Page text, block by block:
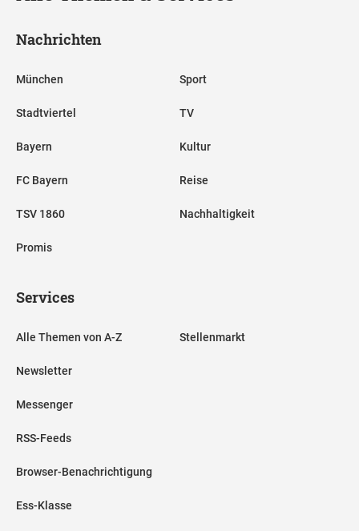
Nachrichten
München
Stadtviertel
Bayern
FC Bayern
TSV 1860
Promis
Sport
TV
Kultur
Reise
Nachhaltigkeit
Services
Alle Themen von A-Z
Newsletter
Messenger
RSS-Feeds
Browser-Benachrichtigung
Ess-Klasse
Stellenmarkt